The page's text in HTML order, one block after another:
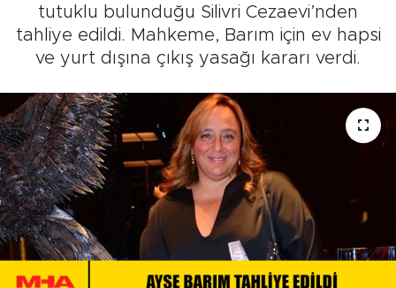
tutuklu bulunduğu Silivri Cezaevi’nden
tahliye edildi. Mahkeme, Barım için ev hapsi
ve yurt dışına çıkış yasağı kararı verdi.